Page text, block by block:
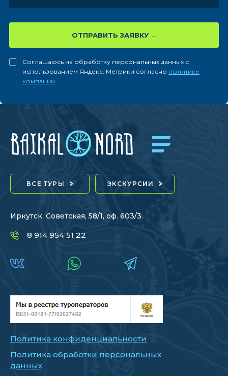
ОТПРАВИТЬ ЗАЯВКУ
Соглашаюсь на обработку персональных данных с
использованием Яндекс. Метрики согласно политике
компании
ВСЕ ТУРЫ ЭКСКУРСИИ
Иркутск, Советская, 58/1, оф. 603/3
8 914 954 51 22
Политика конфиденциальности
Политика обработки персональных
данных